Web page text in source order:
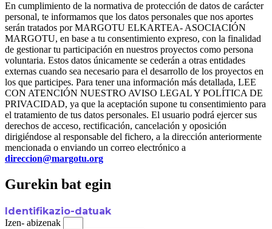
En cumplimiento de la normativa de protección de datos de carácter
personal, te informamos que los datos personales que nos aportes
serán tratados por MARGOTU ELKARTEA- ASOCIACIÓN
MARGOTU, en base a tu consentimiento expreso, con la finalidad
de gestionar tu participación en nuestros proyectos como persona
voluntaria. Estos datos únicamente se cederán a otras entidades
externas cuando sea necesario para el desarrollo de los proyectos en
los que participes. Para tener una información más detallada, LEE
CON ATENCIÓN NUESTRO AVISO LEGAL Y POLÍTICA DE
PRIVACIDAD, ya que la aceptación supone tu consentimiento para
el tratamiento de tus datos personales. El usuario podrá ejercer sus
derechos de acceso, rectificación, cancelación y oposición
dirigiéndose al responsable del fichero, a la dirección anteriormente
mencionada o enviando un correo electrónico a
direccion@margotu.org
Gurekin bat egin
Identifikazio-datuak
Izen- abizenak